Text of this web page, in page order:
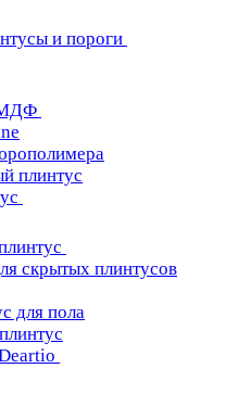
и пороги
МДФ
плинтус
скрытых плинтусов
для пола